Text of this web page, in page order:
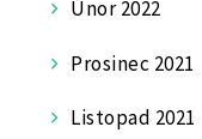
Únor 2022
Prosinec 2021
Listopad 2021